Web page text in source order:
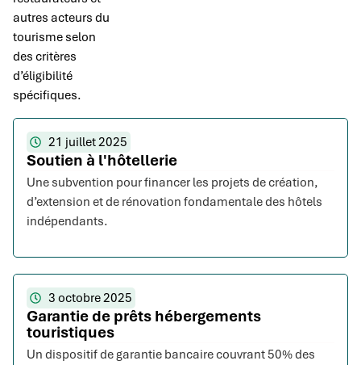
autres acteurs du
tourisme selon
des critères
d’éligibilité
spécifiques.
21 juillet 2025
Soutien à l'hôtellerie
Une subvention pour financer les projets de création,
d’extension et de rénovation fondamentale des hôtels
indépendants.
3 octobre 2025
Garantie de prêts hébergements
touristiques
Un dispositif de garantie bancaire couvrant 50% des